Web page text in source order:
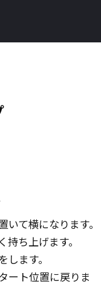
て横になります。
ち上げます。
ます。
ート位置に戻りま